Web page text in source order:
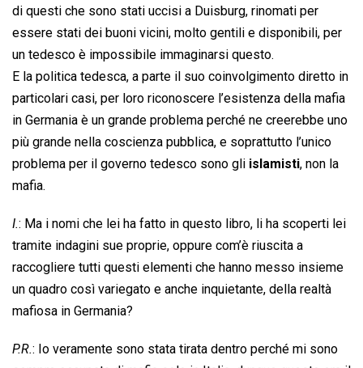
di questi che sono stati uccisi a Duisburg, rinomati per
essere stati dei buoni vicini, molto gentili e disponibili, per
un tedesco è impossibile immaginarsi questo.
E la politica tedesca, a parte il suo coinvolgimento diretto in
particolari casi, per loro riconoscere l’esistenza della mafia
in Germania è un grande problema perché ne creerebbe uno
più grande nella coscienza pubblica, e soprattutto l’unico
problema per il governo tedesco sono gli islamisti, non la
mafia.
I.: Ma i nomi che lei ha fatto in questo libro, li ha scoperti lei
tramite indagini sue proprie, oppure com’è riuscita a
raccogliere tutti questi elementi che hanno messo insieme
un quadro così variegato e anche inquietante, della realtà
mafiosa in Germania?
P.R.: Io veramente sono stata tirata dentro perché mi sono